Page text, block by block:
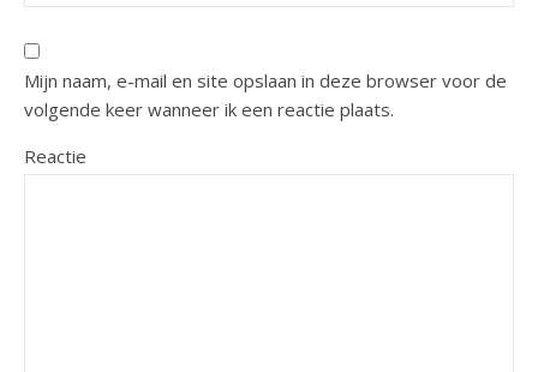
Mijn naam, e-mail en site opslaan in deze browser voor de
volgende keer wanneer ik een reactie plaats.
Reactie